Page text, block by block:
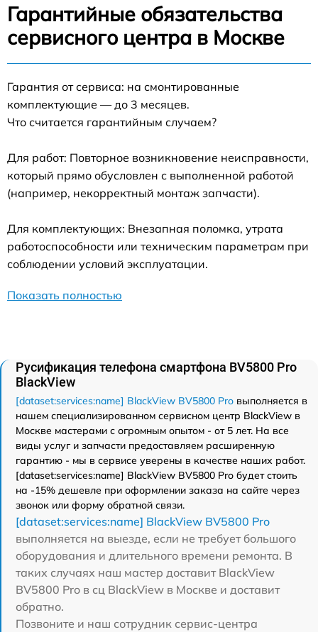
Гарантийные обязательства
сервисного центра в Москве
Гарантия от сервиса: на смонтированные
комплектующие — до 3 месяцев.
Что считается гарантийным случаем?
Для работ: Повторное возникновение неисправности,
который прямо обусловлен с выполненной работой
(например, некорректный монтаж запчасти).
Для комплектующих: Внезапная поломка, утрата
работоспособности или техническим параметрам при
соблюдении условий эксплуатации.
Показать полностью
Русификация телефона смартфона BV5800 Pro
BlackView
[dataset:services:name] BlackView BV5800 Pro выполняется в
нашем специализированном сервисном центр BlackView в
Москве мастерами с огромным опытом - от 5 лет. На все
виды услуг и запчасти предоставляем расширенную
гарантию - мы в сервисе уверены в качестве наших работ.
[dataset:services:name] BlackView BV5800 Pro будет стоить
на -15% дешевле при оформлении заказа на сайте через
звонок или форму обратной связи.
[dataset:services:name] BlackView BV5800 Pro
выполняется на выезде, если не требует большого
оборудования и длительного времени ремонта. В
таких случаях наш мастер доставит BlackView
BV5800 Pro в сц BlackView в Москве и доставит
обратно.
Позвоните и наш сотрудник сервис-центра